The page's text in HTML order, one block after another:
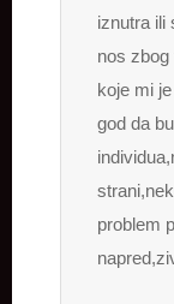
iznutra ili
nos
koje mi
god da
problem